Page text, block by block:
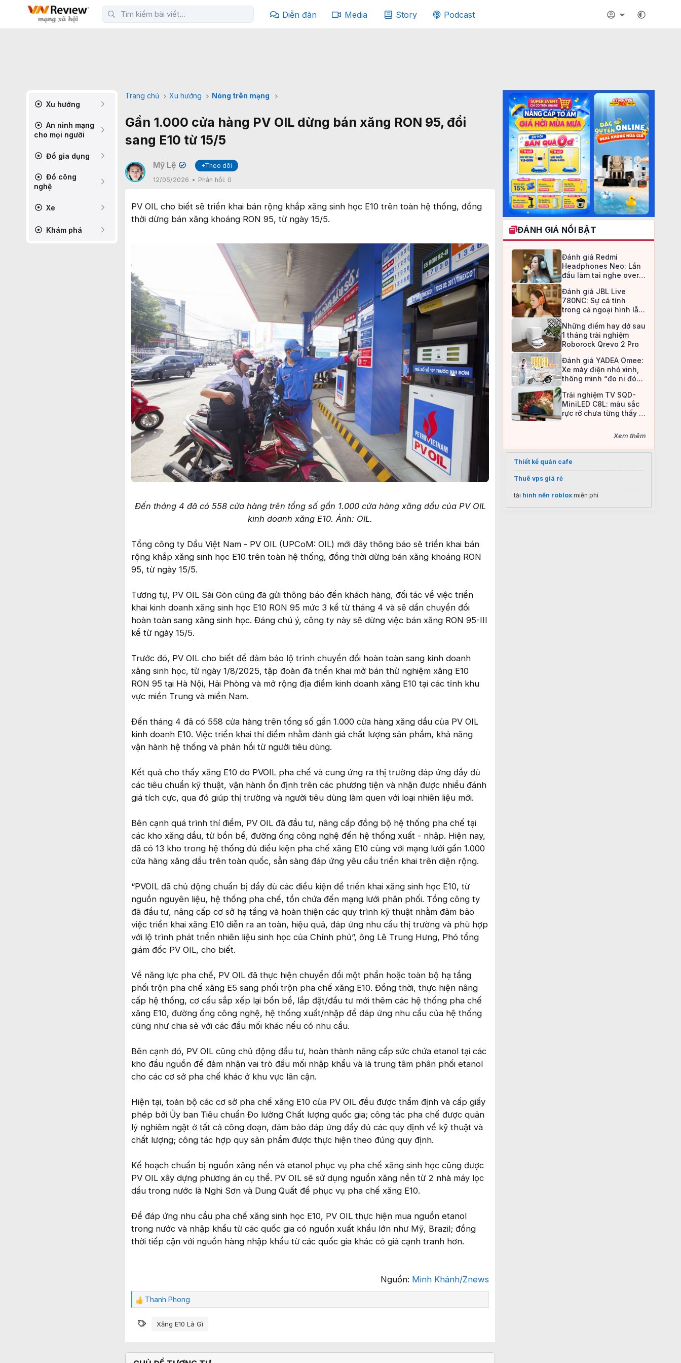
Diễn đàn Media Story Podcast
Xu hướng
An ninh mạng
cho mọi người
Đồ gia dụng
Đồ công
nghệ
Xe
Khám phá
Trang chủ Xu hướng Nóng trên mạng
Gần 1.000 cửa hàng PV OIL dừng bán xăng RON 95, đổi
sang E10 từ 15/5
Mỹ Lệ ✔
+Theo dõi
12/05/2026
Phản hồi: 0
PV OIL cho biết sẽ triển khai bán rộng khắp xăng sinh học E10 trên toàn hệ thống, đồng
thời dừng bán xăng khoáng RON 95, từ ngày 15/5.
Đến tháng 4 đã có 558 cửa hàng trên tổng số gần 1.000 cửa hàng xăng dầu của PV OIL
kinh doanh xăng E10. Ảnh: OIL.
Tổng công ty Dầu Việt Nam - PV OIL (UPCoM: OIL) mới đây thông báo sẽ triển khai bán
rộng khắp xăng sinh học E10 trên toàn hệ thống, đồng thời dừng bán xăng khoáng RON
95, từ ngày 15/5.
Tương tự, PV OIL Sài Gòn cũng đã gửi thông báo đến khách hàng, đối tác về việc triển
khai kinh doanh xăng sinh học E10 RON 95 mức 3 kể từ tháng 4 và sẽ dần chuyển đổi
hoàn toàn sang xăng sinh học. Đáng chú ý, công ty này sẽ dừng việc bán xăng RON 95-III
kể từ ngày 15/5.
Trước đó, PV OIL cho biết để đảm bảo lộ trình chuyển đổi hoàn toàn sang kinh doanh
xăng sinh học, từ ngày 1/8/2025, tập đoàn đã triển khai mở bán thử nghiệm xăng E10
RON 95 tại Hà Nội, Hải Phòng và mở rộng địa điểm kinh doanh xăng E10 tại các tỉnh khu
vực miền Trung và miền Nam.
Đến tháng 4 đã có 558 cửa hàng trên tổng số gần 1.000 cửa hàng xăng dầu của PV OIL
kinh doanh E10. Việc triển khai thí điểm nhằm đánh giá chất lượng sản phẩm, khả năng
vận hành hệ thống và phản hồi từ người tiêu dùng.
Kết quả cho thấy xăng E10 do PVOIL pha chế và cung ứng ra thị trường đáp ứng đầy đủ
các tiêu chuẩn kỹ thuật, vận hành ổn định trên các phương tiện và nhận được nhiều đánh
giá tích cực, qua đó giúp thị trường và người tiêu dùng làm quen với loại nhiên liệu mới.
Bên cạnh quá trình thí điểm, PV OIL đã đầu tư, nâng cấp đồng bộ hệ thống pha chế tại
các kho xăng dầu, từ bồn bể, đường ống công nghệ đến hệ thống xuất - nhập. Hiện nay,
đã có 13 kho trong hệ thống đủ điều kiện pha chế xăng E10 cùng với mạng lưới gần 1.000
cửa hàng xăng dầu trên toàn quốc, sẵn sàng đáp ứng yêu cầu triển khai trên diện rộng.
“PVOIL đã chủ động chuẩn bị đầy đủ các điều kiện để triển khai xăng sinh học E10, từ
nguồn nguyên liệu, hệ thống pha chế, tồn chứa đến mạng lưới phân phối. Tổng công ty
đã đầu tư, nâng cấp cơ sở hạ tầng và hoàn thiện các quy trình kỹ thuật nhằm đảm bảo
việc triển khai xăng E10 diễn ra an toàn, hiệu quả, đáp ứng nhu cầu thị trường và phù hợp
với lộ trình phát triển nhiên liệu sinh học của Chính phủ”, ông Lê Trung Hưng, Phó tổng
giám đốc PV OIL, cho biết.
Về năng lực pha chế, PV OIL đã thực hiện chuyển đổi một phần hoặc toàn bộ hạ tầng
phối trộn pha chế xăng E5 sang phối trộn pha chế xăng E10. Đồng thời, thực hiện nâng
cấp hệ thống, cơ cấu sắp xếp lại bồn bể, lắp đặt/đầu tư mới thêm các hệ thống pha chế
xăng E10, đường ống công nghệ, hệ thống xuất/nhập để đáp ứng nhu cầu của hệ thống
cũng như chia sẻ với các đầu mối khác nếu có nhu cầu.
Bên cạnh đó, PV OIL cũng chủ động đầu tư, hoàn thành nâng cấp sức chứa etanol tại các
kho đầu nguồn để đảm nhận vai trò đầu mối nhập khẩu và là trung tâm phân phối etanol
cho các cơ sở pha chế khác ở khu vực lân cận.
Hiện tại, toàn bộ các cơ sở pha chế xăng E10 của PV OIL đều được thẩm định và cấp giấy
phép bởi Ủy ban Tiêu chuẩn Đo lường Chất lượng quốc gia; công tác pha chế được quản
lý nghiêm ngặt ở tất cả công đoạn, đảm bảo đáp ứng đầy đủ các quy định về kỹ thuật và
chất lượng; công tác hợp quy sản phẩm được thực hiện theo đúng quy định.
Kế hoạch chuẩn bị nguồn xăng nền và etanol phục vụ pha chế xăng sinh học cũng được
PV OIL xây dựng phương án cụ thể. PV OIL sẽ sử dụng nguồn xăng nền từ 2 nhà máy lọc
dầu trong nước là Nghi Sơn và Dung Quất để phục vụ pha chế xăng E10.
Để đáp ứng nhu cầu pha chế xăng sinh học E10, PV OIL thực hiện mua nguồn etanol
trong nước và nhập khẩu từ các quốc gia có nguồn xuất khẩu lớn như Mỹ, Brazil; đồng
thời tiếp cận với nguồn hàng nhập khẩu từ các quốc gia khác có giá cạnh tranh hơn.
Nguồn: Minh Khánh/Znews
C
m
c
:
Thanh Phong
Từ khóa
Xăng E10 Là Gì
ĐÁNH GIÁ NỔI BẬT
Đánh giá Redmi
Headphones Neo: Lần
đầu làm tai nghe over-
an toàn
Đánh giá JBL Live
780NC: Sự cá tính
trong cả ngoại hình lẫn
Những điểm hay dở sau
1 tháng trải nghiệm
Roborock Qrevo 2 Pro
Đánh giá YADEA Omee:
Xe máy điện nhỏ xinh,
thông minh “đo ni đóng
Trải nghiệm TV SQD-
MiniLED C8L: màu sắc
rực rỡ chưa từng thấy ở
Xem thêm
Thiết kế quán cafe
Thuê vps giá rẻ
tải hình nền roblox miễn phí